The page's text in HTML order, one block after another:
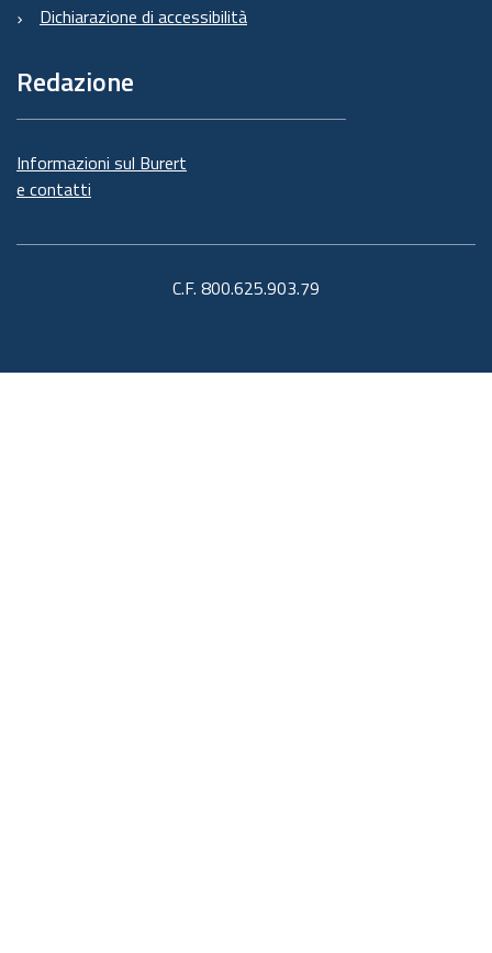
Dichiarazione di accessibilità
Redazione
Informazioni sul Burert
e contatti
C.F. 800.625.903.79